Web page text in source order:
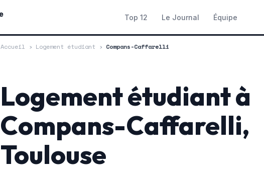
Top 12 Le Journal Équipe
Accueil › Logement étudiant › Compans-Caffarelli
Logement étudiant à
Compans-Caffarelli,
Toulouse